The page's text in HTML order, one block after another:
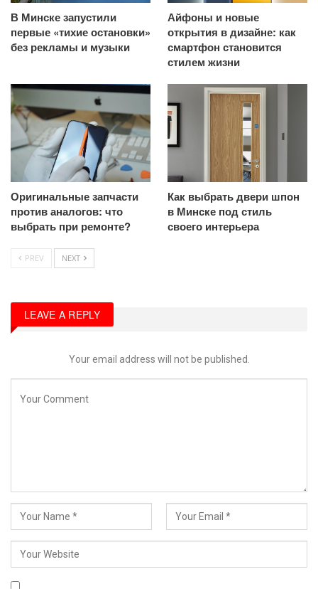
В Минске запустили
первые «тихие остановки»
без рекламы и музыки
Айфоны и новые
открытия в дизайне: как
смартфон становится
стилем жизни
Оригинальные запчасти
против аналогов: что
выбрать при ремонте?
Как выбрать двери шпон
в Минске под стиль
своего интерьера
PREV NEXT
LEAVE A REPLY
Your email address will not be published.